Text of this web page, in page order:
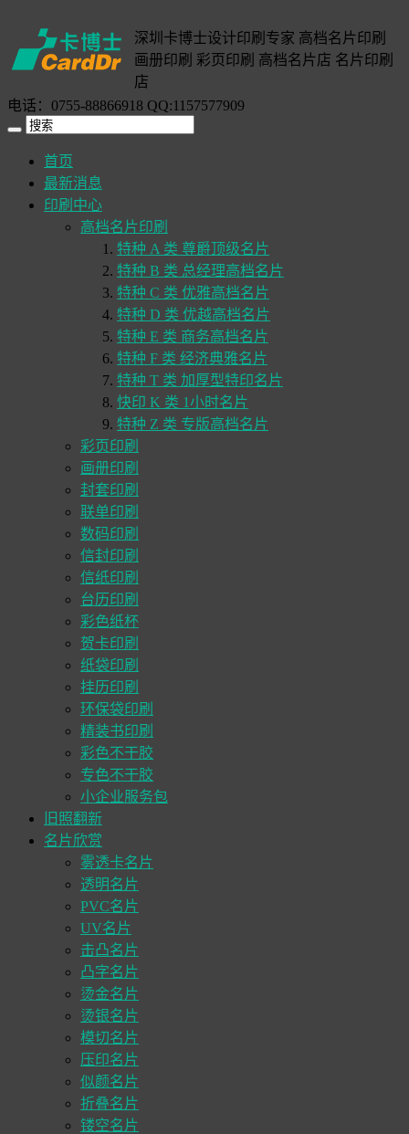
深圳卡博士设计印刷专家 高档名片印刷
画册印刷 彩页印刷 高档名片店 名片印刷
店
电话：0755-88866918 QQ:1157577909
首页
最新消息
印刷中心
高档名片印刷
特种 A 类 尊爵顶级名片
特种 B 类 总经理高档名片
特种 C 类 优雅高档名片
特种 D 类 优越高档名片
特种 E 类 商务高档名片
特种 F 类 经济典雅名片
特种 T 类 加厚型特印名片
快印 K 类 1小时名片
特种 Z 类 专版高档名片
彩页印刷
画册印刷
封套印刷
联单印刷
数码印刷
信封印刷
信纸印刷
台历印刷
彩色纸杯
贺卡印刷
纸袋印刷
挂历印刷
环保袋印刷
精装书印刷
彩色不干胶
专色不干胶
小企业服务包
旧照翻新
名片欣赏
雾透卡名片
透明名片
PVC名片
UV名片
击凸名片
凸字名片
烫金名片
烫银名片
模切名片
压印名片
似颜名片
折叠名片
镂空名片